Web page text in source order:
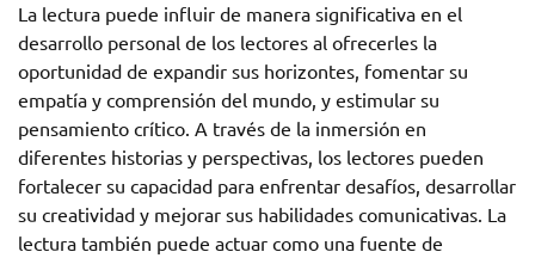
La lectura puede influir de manera significativa en el
desarrollo personal de los lectores al ofrecerles la
oportunidad de expandir sus horizontes, fomentar su
empatía y comprensión del mundo, y estimular su
pensamiento crítico. A través de la inmersión en
diferentes historias y perspectivas, los lectores pueden
fortalecer su capacidad para enfrentar desafíos, desarrollar
su creatividad y mejorar sus habilidades comunicativas. La
lectura también puede actuar como una fuente de